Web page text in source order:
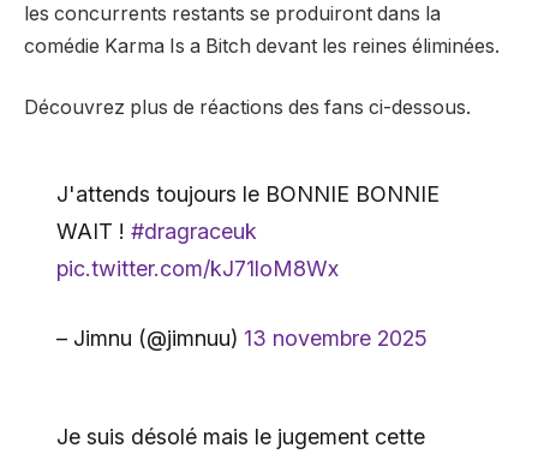
les concurrents restants se produiront dans la
comédie Karma Is a Bitch devant les reines éliminées.
Découvrez plus de réactions des fans ci-dessous.
J'attends toujours le BONNIE BONNIE
WAIT ! #dragraceuk
pic.twitter.com/kJ71loM8Wx
– Jimnu (@jimnuu) 13 novembre 2025
Je suis désolé mais le jugement cette